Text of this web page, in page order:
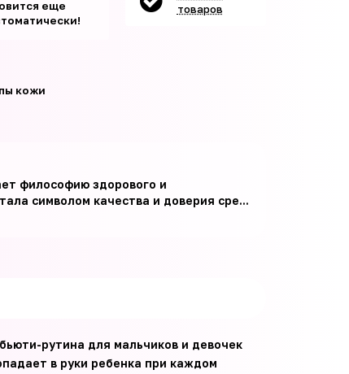
еще
кожи
товаров
философию здорового и
символом качества и доверия сре...
рутина для мальчиков и девочек
в руки ребенка при каждом